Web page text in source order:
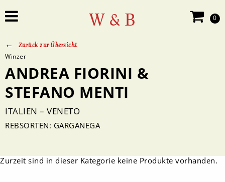
0
W & B
Zurück zur Übersicht
Winzer
ANDREA FIORINI &
STEFANO MENTI
ITALIEN – VENETO
REBSORTEN: GARGANEGA
Zurzeit sind in dieser Kategorie keine Produkte vorhanden.